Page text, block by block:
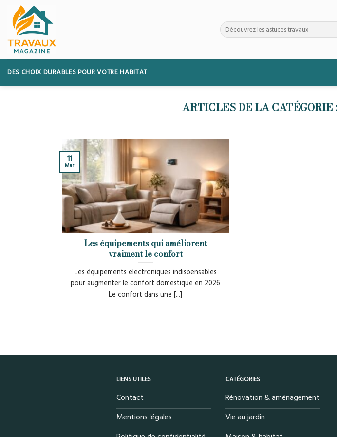
content
DES CHOIX DURABLES POUR VOTRE HABITAT
Les équipements qui améliorent
vraiment le confort
Les équipements électroniques indispensables
pour augmenter le confort domestique en 2026
Le confort dans une [...]
11
Mar
LIENS UTILES
Contact
Mentions légales
CATÉGORIES
Rénovation & aménagement
Vie au jardin